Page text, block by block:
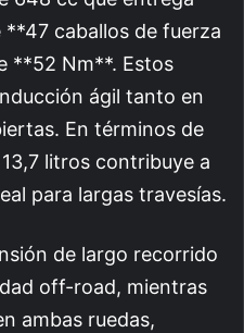
caballos de fuerza
**52 Nm**. Estos
ágil tanto en
En términos de
litros contribuye a
para largas travesías.
de largo recorrido
off-road, mientras
ambas ruedas,